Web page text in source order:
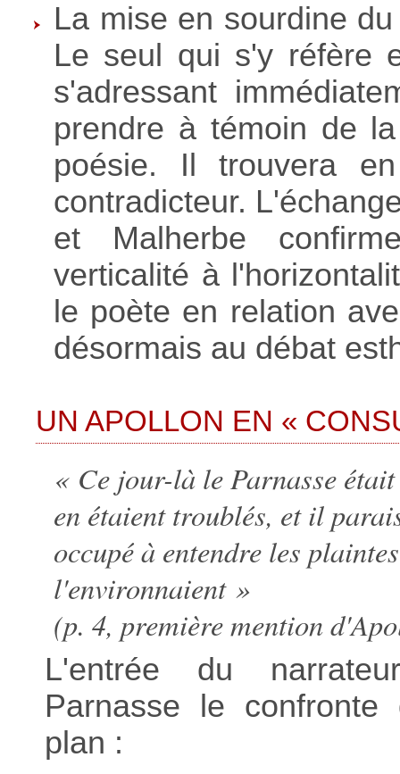
La mise en sourdine
Le seul qui s'y réfère
s'adressant
prendre à témoin de
poésie. Il trouvera
contradicteur.
et Malherbe
verticalité à
le poète en relation
désormais au débat
UN APOLLON EN «
« Ce jour-là le Parnasse
en étaient troublés, et il
occupé à entendre les
l'environnaient »
(p. 4, première mention
L'entrée du
Parnasse le
plan :